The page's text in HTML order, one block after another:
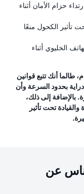
حزام الأمان أثناء
تأثير الكحول منعًا
الخليوي أثناء
طالما أنك تتبع قوانين
بحدود السرعة وأن
بالإضافة إلى ذلك،
تحت تأثير
عن